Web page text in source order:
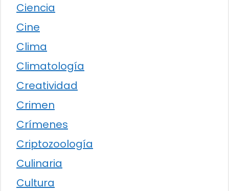
Ciencia
Cine
Clima
Climatología
Creatividad
Crimen
Crímenes
Criptozoología
Culinaria
Cultura